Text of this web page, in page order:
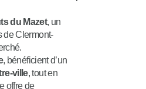
du Mazet, un
de Clermont-
, bénéficient d’un
ville, tout en
offre de